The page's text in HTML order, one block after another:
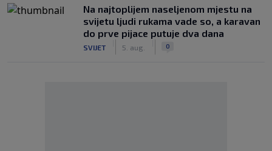
Na najtoplijem naseljenom mjestu na
svijetu ljudi rukama vade so, a karavan
do prve pijace putuje dva dana
SVIJET 5. aug. 0